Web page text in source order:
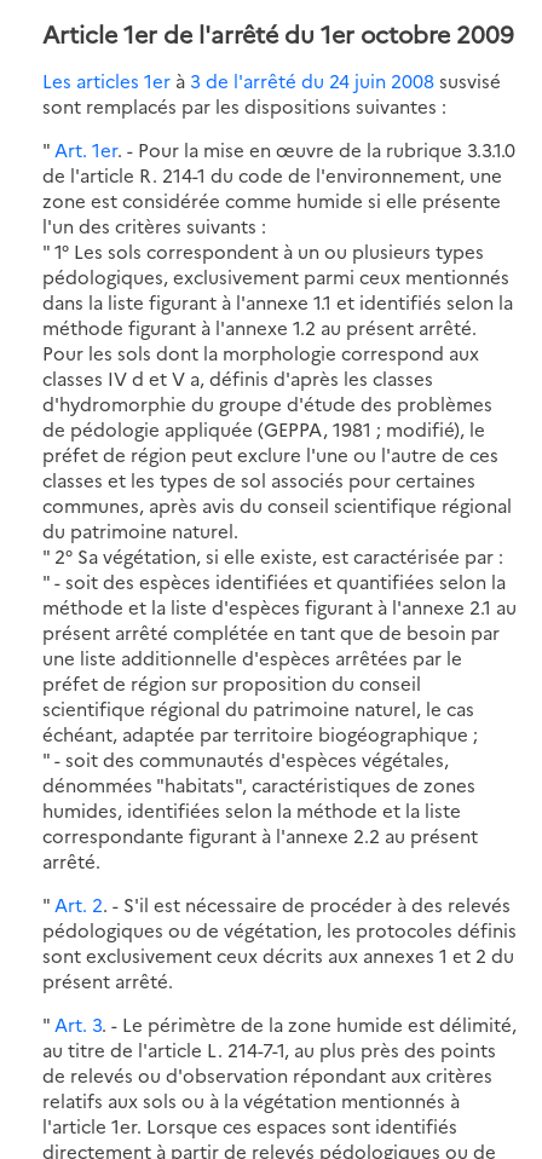
Article 1er de l'arrêté du 1er octobre 2009
Les articles 1er à 3 de l'arrêté du 24 juin 2008susvisé
sont remplacés par les dispositions suivantes :
" Art. 1er. - Pour la mise en œuvre de la rubrique 3.3.1.0
de l'article R. 214-1 du code de l'environnement, une
zone est considérée comme humide si elle présente
l'un des critères suivants :
" 1° Les sols correspondent à un ou plusieurs types
pédologiques, exclusivement parmi ceux mentionnés
dans la liste figurant à l'annexe 1.1 et identifiés selon la
méthode figurant à l'annexe 1.2 au présent arrêté.
Pour les sols dont la morphologie correspond aux
classes IV d et V a, définis d'après les classes
d'hydromorphie du groupe d'étude des problèmes
de pédologie appliquée (GEPPA, 1981 ; modifié), le
préfet de région peut exclure l'une ou l'autre de ces
classes et les types de sol associés pour certaines
communes, après avis du conseil scientifique régional
du patrimoine naturel.
" 2° Sa végétation, si elle existe, est caractérisée par :
" - soit des espèces identifiées et quantifiées selon la
méthode et la liste d'espèces figurant à l'annexe 2.1 au
présent arrêté complétée en tant que de besoin par
une liste additionnelle d'espèces arrêtées par le
préfet de région sur proposition du conseil
scientifique régional du patrimoine naturel, le cas
échéant, adaptée par territoire biogéographique ;
" - soit des communautés d'espèces végétales,
dénommées "habitats", caractéristiques de zones
humides, identifiées selon la méthode et la liste
correspondante figurant à l'annexe 2.2 au présent
arrêté.
" Art. 2. - S'il est nécessaire de procéder à des relevés
pédologiques ou de végétation, les protocoles définis
sont exclusivement ceux décrits aux annexes 1 et 2 du
présent arrêté.
" Art. 3. - Le périmètre de la zone humide est délimité,
au titre de l'article L. 214-7-1, au plus près des points
de relevés ou d'observation répondant aux critères
relatifs aux sols ou à la végétation mentionnés à
l'article 1er. Lorsque ces espaces sont identifiés
directement à partir de relevés pédologiques ou de